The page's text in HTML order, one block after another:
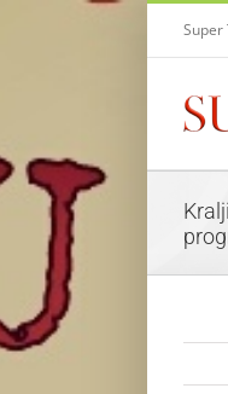
Super